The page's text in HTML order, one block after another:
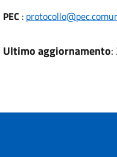
PEC :
Ultimo aggiornamento: